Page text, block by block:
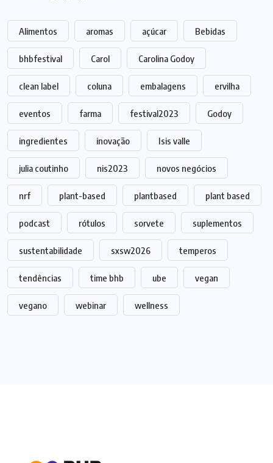
Alimentos aromas açúcar Bebidas
bhbfestival Carol Carolina Godoy
clean label coluna embalagens ervilha
eventos farma festival2023 Godoy
ingredientes inovação Isis valle
julia coutinho nis2023 novos negócios
nrf plant-based plantbased plant based
podcast rótulos sorvete suplementos
sustentabilidade sxsw2026 temperos
tendências time bhb ube vegan
vegano webinar wellness